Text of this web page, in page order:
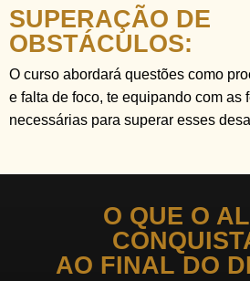
SUPERAÇÃO DE
OBSTÁCULOS:
O curso abordará questões como
e falta de foco, te equipando com as
necessárias para superar esses
O QUE O
AO FINAL DO